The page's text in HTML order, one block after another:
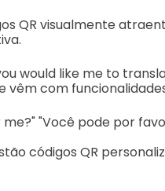
QR visualmente
would like me to
vêm com
"Você pode por
códigos QR